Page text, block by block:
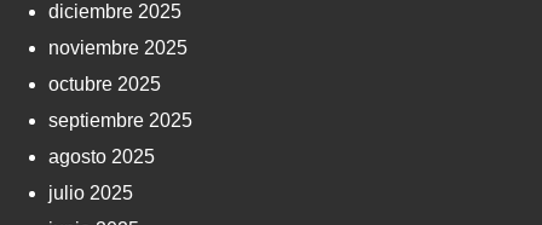
diciembre 2025
noviembre 2025
octubre 2025
septiembre 2025
agosto 2025
julio 2025